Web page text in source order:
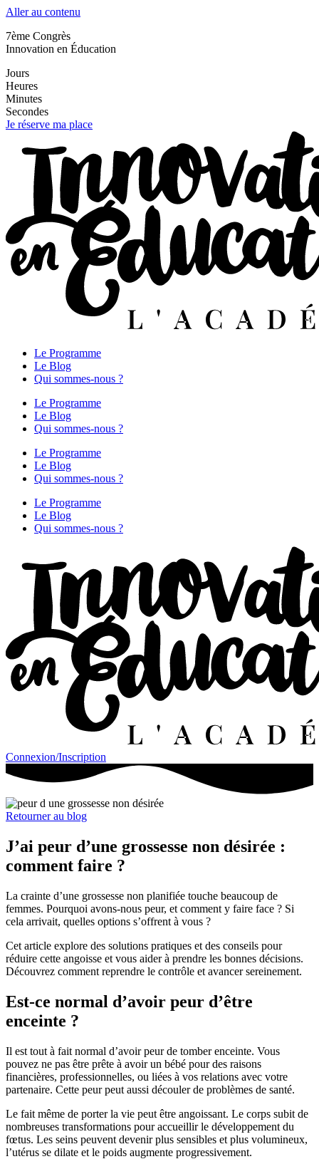
Aller au contenu
7ème Congrès
Innovation en Éducation
Jours
Heures
Minutes
Secondes
Je réserve ma place
Le Programme
Le Blog
Qui sommes-nous ?
Le Programme
Le Blog
Qui sommes-nous ?
Le Programme
Le Blog
Qui sommes-nous ?
Le Programme
Le Blog
Qui sommes-nous ?
Connexion/Inscription
Retourner au blog
J’ai peur d’une grossesse non désirée :
comment faire ?
La crainte d’une grossesse non planifiée touche beaucoup de
femmes. Pourquoi avons-nous peur, et comment y faire face ? Si
cela arrivait, quelles options s’offrent à vous ?
Cet article explore des solutions pratiques et des conseils pour
réduire cette angoisse et vous aider à prendre les bonnes décisions.
Découvrez comment reprendre le contrôle et avancer sereinement.
Est-ce normal d’avoir peur d’être
enceinte ?
Il est tout à fait normal d’avoir peur de tomber enceinte. Vous
pouvez ne pas être prête à avoir un bébé pour des raisons
financières, professionnelles, ou liées à vos relations avec votre
partenaire. Cette peur peut aussi découler de problèmes de santé.
Le fait même de porter la vie peut être angoissant. Le corps subit de
nombreuses transformations pour accueillir le développement du
fœtus. Les seins peuvent devenir plus sensibles et plus volumineux,
l’utérus se dilate et le poids augmente progressivement.